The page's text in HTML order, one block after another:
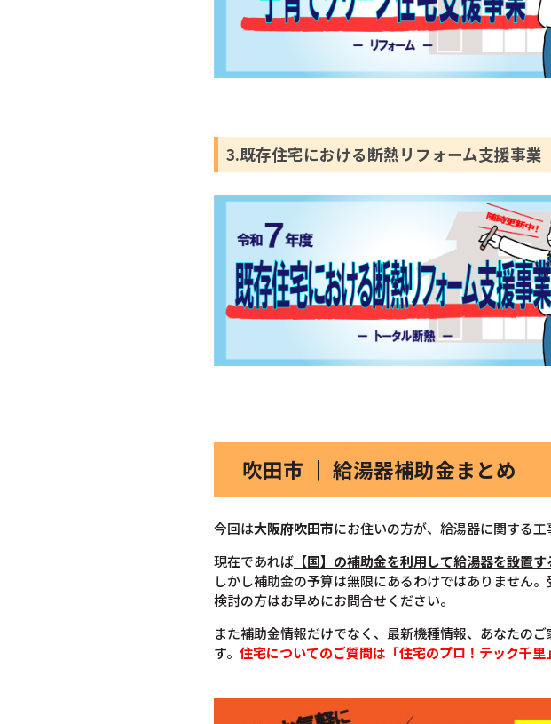
3.既存住宅における断熱リフォーム支援事業
吹田市 ｜ 給湯器補助金まとめ
今回は大阪府吹田市にお住いの方が、給湯器に関する
現在であれば 【国】の補助金を利用して給湯器を設置
しかし補助金の予算は無限にあるわけではありません
検討の方はお早めにお問合せください。
また補助金情報だけでなく、最新機種情報、あなたの
す。 住宅についてのご質問は「住宅のプロ！テック千